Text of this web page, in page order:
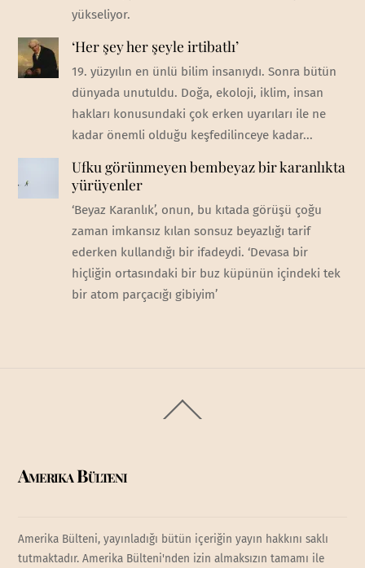
yükseliyor.
‘Her şey her şeyle irtibatlı’
19. yüzyılın en ünlü bilim insanıydı. Sonra bütün
dünyada unutuldu. Doğa, ekoloji, iklim, insan
hakları konusundaki çok erken uyarıları ile ne
kadar önemli olduğu keşfedilinceye kadar...
Ufku görünmeyen bembeyaz bir karanlıkta
yürüyenler
‘Beyaz Karanlık’, onun, bu kıtada görüşü çoğu
zaman imkansız kılan sonsuz beyazlığı tarif
ederken kullandığı bir ifadeydi. ‘Devasa bir
hiçliğin ortasındaki bir buz küpünün içindeki tek
bir atom parçacığı gibiyim’
To
Amerika Bülteni
Amerika Bülteni, yayınladığı bütün içeriğin yayın hakkını saklı
tutmaktadır. Amerika Bülteni'nden izin almaksızın tamamı ile